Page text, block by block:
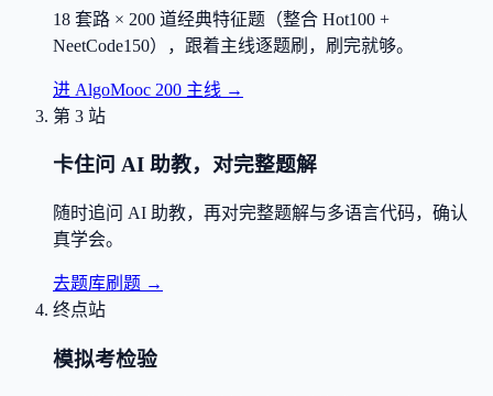
18 套路 × 200 道经典特征题（整合 Hot100 +
NeetCode150），跟着主线逐题刷，刷完就够。
进 AlgoMooc 200 主线 →
第 3 站
卡住问 AI 助教，对完整题解
随时追问 AI 助教，再对完整题解与多语言代码，确认
真学会。
去题库刷题 →
终点站
模拟考检验